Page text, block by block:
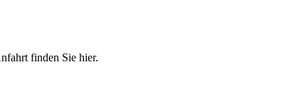
finden Sie hier.